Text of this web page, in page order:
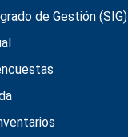
de Gestión (SIG)